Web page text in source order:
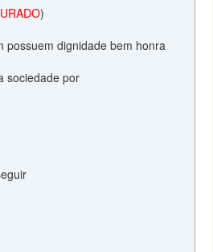
)
possuem dignidade bem honra
sociedade por